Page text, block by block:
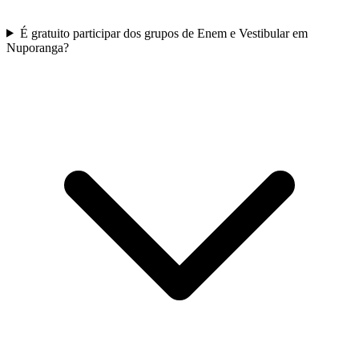
É gratuito participar dos grupos de Enem e Vestibular em
Nuporanga?